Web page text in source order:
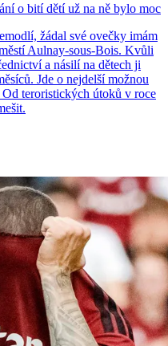
o bití dětí už na ně bylo moc
žádal své ovečky imám
Aulnay-sous-Bois. Kvůli
a násilí na dětech ji
Jde o nejdelší možnou
teroristických útoků v roce